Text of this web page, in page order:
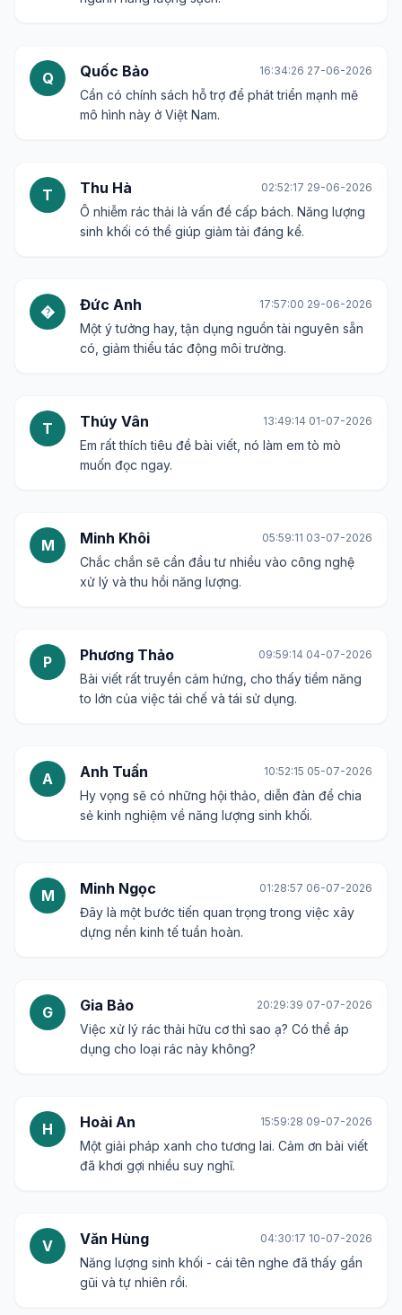
Q Quốc Bảo 16:34:26 27-06-2026
Cần có chính sách hỗ trợ để phát triển mạnh mẽ
mô hình này ở Việt Nam.
T Thu Hà 02:52:17 29-06-2026
Ô nhiễm rác thải là vấn đề cấp bách. Năng lượng
sinh khối có thể giúp giảm tải đáng kể.
� Đức Anh 17:57:00 29-06-2026
Một ý tưởng hay, tận dụng nguồn tài nguyên sẵn
có, giảm thiểu tác động môi trường.
T Thúy Vân 13:49:14 01-07-2026
Em rất thích tiêu đề bài viết, nó làm em tò mò
muốn đọc ngay.
M Minh Khôi 05:59:11 03-07-2026
Chắc chắn sẽ cần đầu tư nhiều vào công nghệ
xử lý và thu hồi năng lượng.
P Phương Thảo 09:59:14 04-07-2026
Bài viết rất truyền cảm hứng, cho thấy tiềm năng
to lớn của việc tái chế và tái sử dụng.
A Anh Tuấn 10:52:15 05-07-2026
Hy vọng sẽ có những hội thảo, diễn đàn để chia
sẻ kinh nghiệm về năng lượng sinh khối.
M Minh Ngọc 01:28:57 06-07-2026
Đây là một bước tiến quan trọng trong việc xây
dựng nền kinh tế tuần hoàn.
G Gia Bảo 20:29:39 07-07-2026
Việc xử lý rác thải hữu cơ thì sao ạ? Có thể áp
dụng cho loại rác này không?
H Hoài An 15:59:28 09-07-2026
Một giải pháp xanh cho tương lai. Cảm ơn bài viết
đã khơi gợi nhiều suy nghĩ.
V Văn Hùng 04:30:17 10-07-2026
Năng lượng sinh khối - cái tên nghe đã thấy gần
gũi và tự nhiên rồi.